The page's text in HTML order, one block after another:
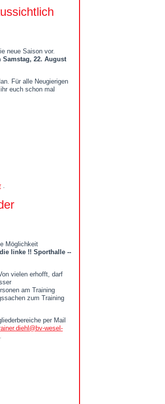
neue Saison vor.
Samstag, 22. August
Für alle Neugierigen
euch schon mal
.
Möglichkeit
linke !! Sporthalle --
vielen erhofft, darf
am Training
zum Training
per Mail
wesel-